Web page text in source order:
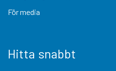
För media
Hitta snabbt